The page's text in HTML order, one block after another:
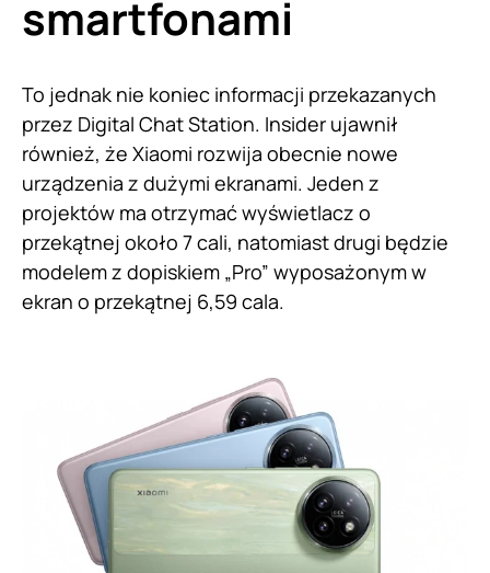
smartfonami
To jednak nie koniec informacji przekazanych
przez Digital Chat Station. Insider ujawnił
również, że Xiaomi rozwija obecnie nowe
urządzenia z dużymi ekranami. Jeden z
projektów ma otrzymać wyświetlacz o
przekątnej około 7 cali, natomiast drugi będzie
modelem z dopiskiem „Pro” wyposażonym w
ekran o przekątnej 6,59 cala.